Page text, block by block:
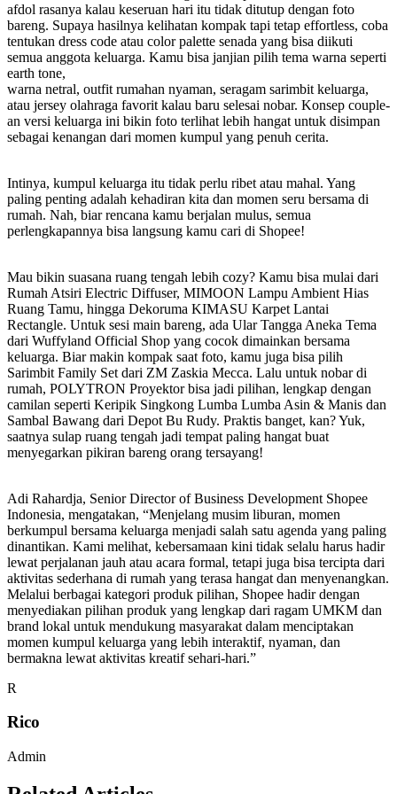
afdol rasanya kalau keseruan hari itu tidak ditutup dengan foto
bareng. Supaya hasilnya kelihatan kompak tapi tetap effortless, coba
tentukan dress code atau color palette senada yang bisa diikuti
semua anggota keluarga. Kamu bisa janjian pilih tema warna seperti
earth tone,
warna netral, outfit rumahan nyaman, seragam sarimbit keluarga,
atau jersey olahraga favorit kalau baru selesai nobar. Konsep couple-
an versi keluarga ini bikin foto terlihat lebih hangat untuk disimpan
sebagai kenangan dari momen kumpul yang penuh cerita.
Intinya, kumpul keluarga itu tidak perlu ribet atau mahal. Yang
paling penting adalah kehadiran kita dan momen seru bersama di
rumah. Nah, biar rencana kamu berjalan mulus, semua
perlengkapannya bisa langsung kamu cari di Shopee!
Mau bikin suasana ruang tengah lebih cozy? Kamu bisa mulai dari
Rumah Atsiri Electric Diffuser, MIMOON Lampu Ambient Hias
Ruang Tamu, hingga Dekoruma KIMASU Karpet Lantai
Rectangle. Untuk sesi main bareng, ada Ular Tangga Aneka Tema
dari Wuffyland Official Shop yang cocok dimainkan bersama
keluarga. Biar makin kompak saat foto, kamu juga bisa pilih
Sarimbit Family Set dari ZM Zaskia Mecca. Lalu untuk nobar di
rumah, POLYTRON Proyektor bisa jadi pilihan, lengkap dengan
camilan seperti Keripik Singkong Lumba Lumba Asin & Manis dan
Sambal Bawang dari Depot Bu Rudy. Praktis banget, kan? Yuk,
saatnya sulap ruang tengah jadi tempat paling hangat buat
menyegarkan pikiran bareng orang tersayang!
Adi Rahardja, Senior Director of Business Development Shopee
Indonesia, mengatakan, “Menjelang musim liburan, momen
berkumpul bersama keluarga menjadi salah satu agenda yang paling
dinantikan. Kami melihat, kebersamaan kini tidak selalu harus hadir
lewat perjalanan jauh atau acara formal, tetapi juga bisa tercipta dari
aktivitas sederhana di rumah yang terasa hangat dan menyenangkan.
Melalui berbagai kategori produk pilihan, Shopee hadir dengan
menyediakan pilihan produk yang lengkap dari ragam UMKM dan
brand lokal untuk mendukung masyarakat dalam menciptakan
momen kumpul keluarga yang lebih interaktif, nyaman, dan
bermakna lewat aktivitas kreatif sehari-hari.”
R
Rico
Admin